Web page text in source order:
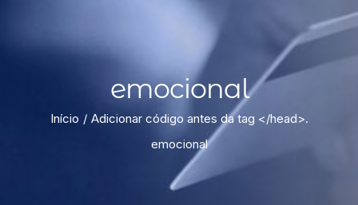
emocional
Início
Adicionar código antes da tag </head>.
emocional